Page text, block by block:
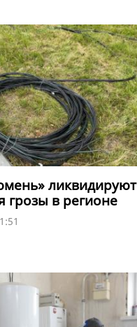
ликвидируют
грозы в регионе